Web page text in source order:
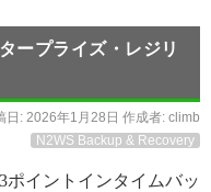
ープライズ・レジリ
日: 2026年1月28日 作成者: climb
N2WS Backup & Recovery
ポイントインタイムバッ